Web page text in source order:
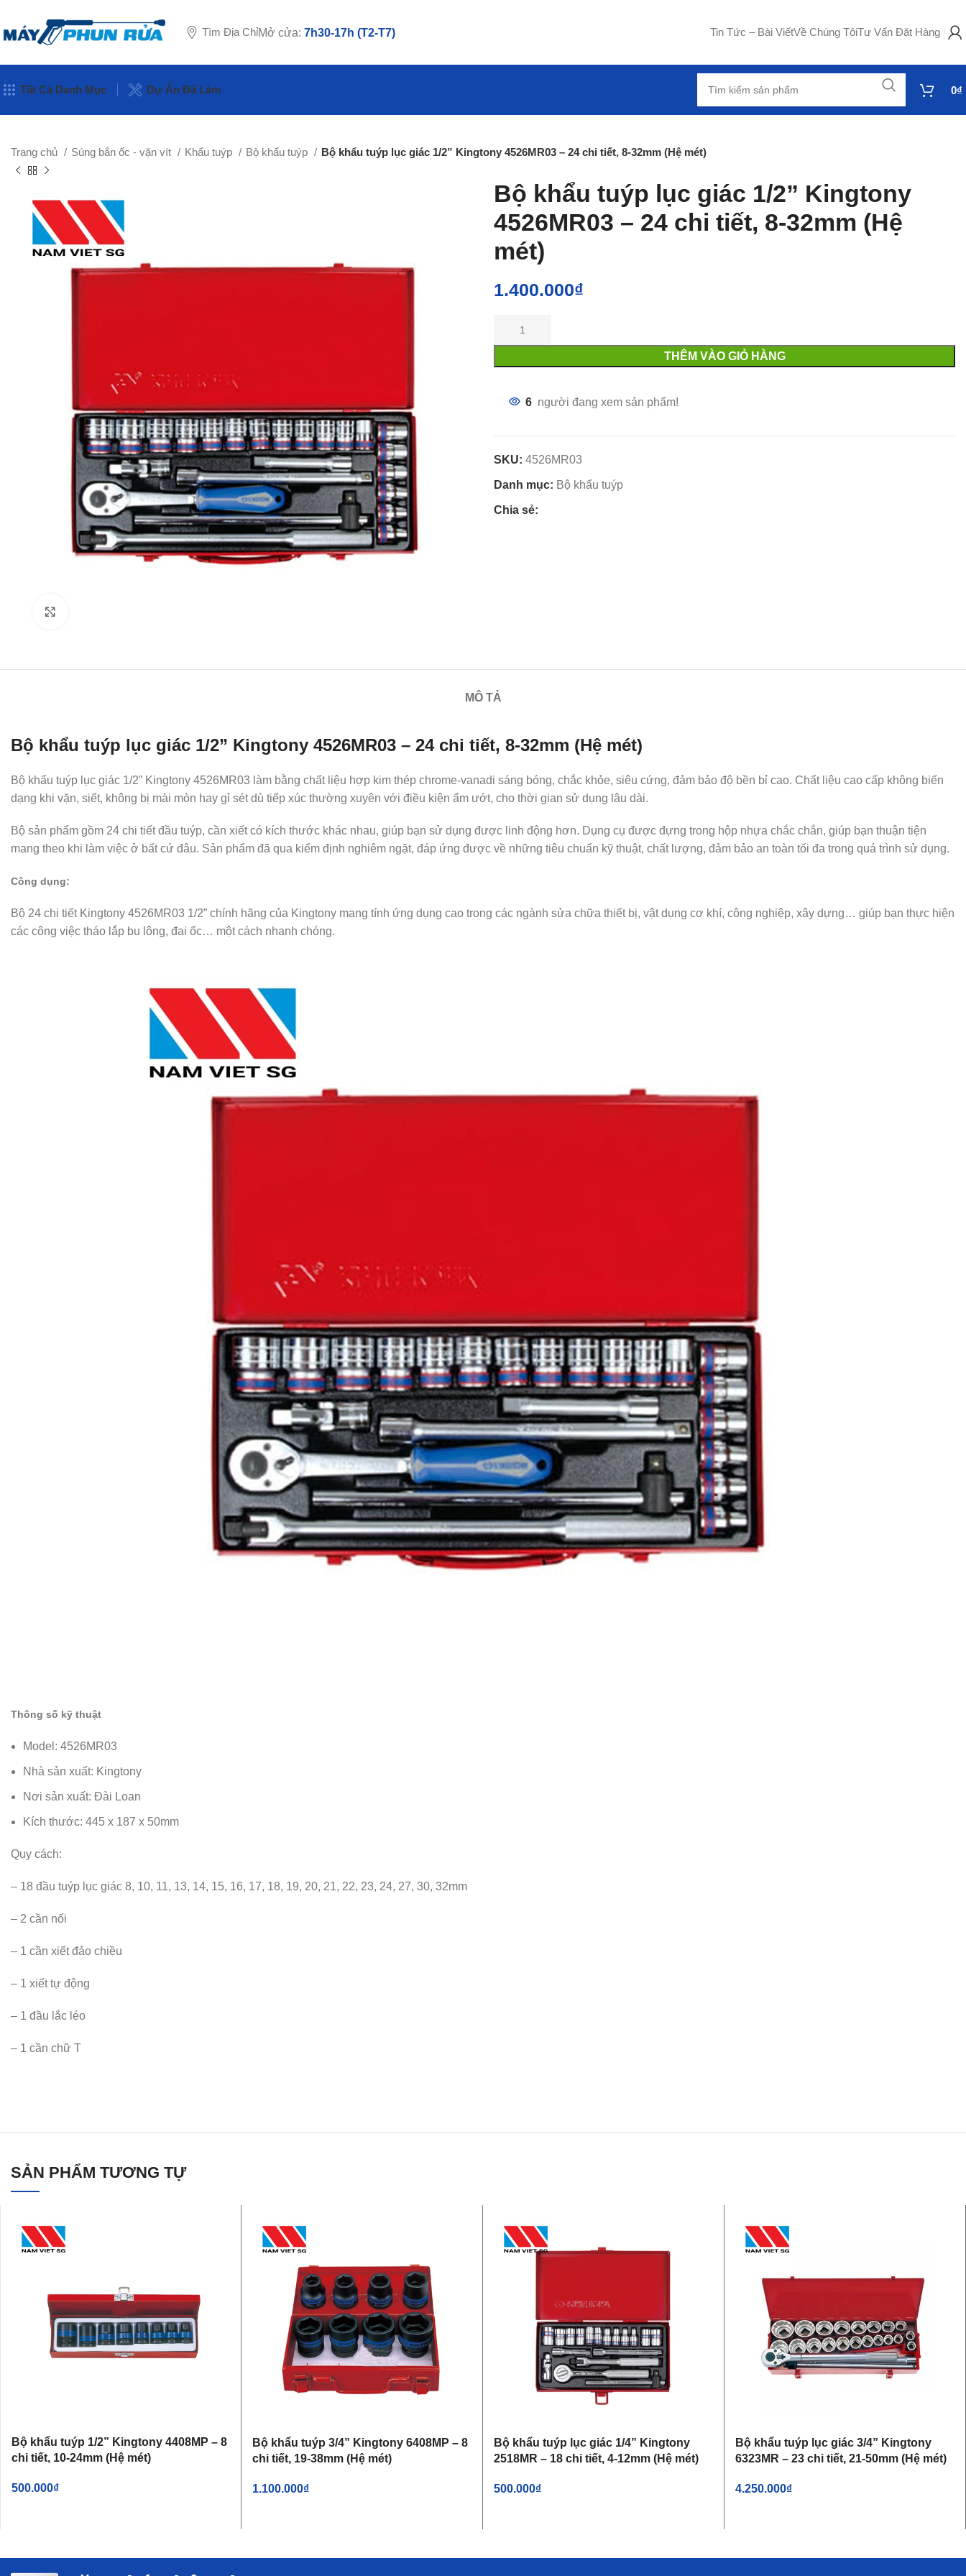
Tìm Địa ChỉMở cửa: 7h30-17h (T2-T7) Tin Tức – Bài ViếtVề Chúng TôiTư Vấn Đặt Hàng
Tất Cả Danh Mục Dự Án Đã Làm 0₫
Trang chủ Súng bắn ốc - vặn vít Khẩu tuýp Bộ khẩu tuýp Bộ khẩu tuýp lục giác 1/2” Kingtony 4526MR03 – 24 chi tiết, 8-32mm (Hệ mét)
Bộ khẩu tuýp lục giác 1/2” Kingtony
4526MR03 – 24 chi tiết, 8-32mm (Hệ
mét)
1.400.000₫
THÊM VÀO GIỎ HÀNG
6 người đang xem sản phẩm!
SKU: 4526MR03
Danh mục: Bộ khẩu tuýp
Chia sẻ:
MÔ TẢ
Bộ khẩu tuýp lục giác 1/2” Kingtony 4526MR03 – 24 chi tiết, 8-32mm (Hệ mét)
Bộ khẩu tuýp lục giác 1/2” Kingtony 4526MR03 làm bằng chất liệu hợp kim thép chrome-vanadi sáng bóng, chắc khỏe, siêu cứng, đảm bảo độ bền bỉ cao. Chất liệu cao cấp không biến
dạng khi vặn, siết, không bị mài mòn hay gỉ sét dù tiếp xúc thường xuyên với điều kiện ẩm ướt, cho thời gian sử dụng lâu dài.
Bộ sản phẩm gồm 24 chi tiết đầu tuýp, cần xiết có kích thước khác nhau, giúp bạn sử dụng được linh động hơn. Dụng cụ được đựng trong hộp nhựa chắc chắn, giúp bạn thuận tiện
mang theo khi làm việc ở bất cứ đâu. Sản phẩm đã qua kiểm định nghiêm ngặt, đáp ứng được về những tiêu chuẩn kỹ thuật, chất lượng, đảm bảo an toàn tối đa trong quá trình sử dụng.
Công dụng:
Bộ 24 chi tiết Kingtony 4526MR03 1/2” chính hãng của Kingtony mang tính ứng dụng cao trong các ngành sửa chữa thiết bị, vật dụng cơ khí, công nghiệp, xây dựng… giúp bạn thực hiện
các công việc tháo lắp bu lông, đai ốc… một cách nhanh chóng.
Thông số kỹ thuật
Model: 4526MR03
Nhà sản xuất: Kingtony
Nơi sản xuất: Đài Loan
Kích thước: 445 x 187 x 50mm
Quy cách:
– 18 đầu tuýp lục giác 8, 10, 11, 13, 14, 15, 16, 17, 18, 19, 20, 21, 22, 23, 24, 27, 30, 32mm
– 2 cần nối
– 1 cần xiết đảo chiều
– 1 xiết tự động
– 1 đầu lắc léo
– 1 cần chữ T
SẢN PHẨM TƯƠNG TỰ
Bộ khẩu tuýp 1/2” Kingtony 4408MP – 8
chi tiết, 10-24mm (Hệ mét)
500.000₫
Bộ khẩu tuýp 3/4” Kingtony 6408MP – 8
chi tiết, 19-38mm (Hệ mét)
1.100.000₫
Bộ khẩu tuýp lục giác 1/4” Kingtony
2518MR – 18 chi tiết, 4-12mm (Hệ mét)
500.000₫
Bộ khẩu tuýp lục giác 3/4” Kingtony
6323MR – 23 chi tiết, 21-50mm (Hệ mét)
4.250.000₫